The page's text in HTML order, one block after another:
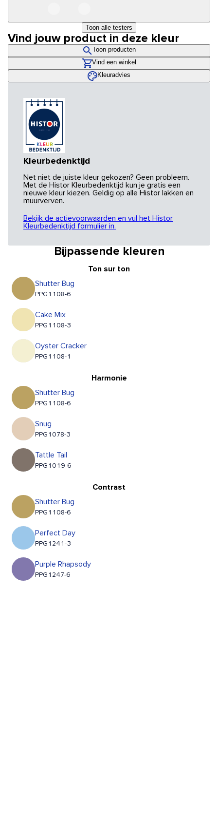
Toon alle testers
Vind jouw product in deze kleur
Toon producten
Vind een winkel
Kleuradvies
Kleurbedenktijd
Net niet de juiste kleur gekozen? Geen probleem.
Met de Histor Kleurbedenktijd kun je gratis een
nieuwe kleur kiezen. Geldig op alle Histor lakken en
muurverven.
Bekijk de actievoorwaarden en vul het Histor
Kleurbedenktijd formulier in.
Bijpassende kleuren
Ton sur ton
Shutter Bug
PPG1108-6
Cake Mix
PPG1108-3
Oyster Cracker
PPG1108-1
Harmonie
Shutter Bug
PPG1108-6
Snug
PPG1078-3
Tattle Tail
PPG1019-6
Contrast
Shutter Bug
PPG1108-6
Perfect Day
PPG1241-3
Purple Rhapsody
PPG1247-6